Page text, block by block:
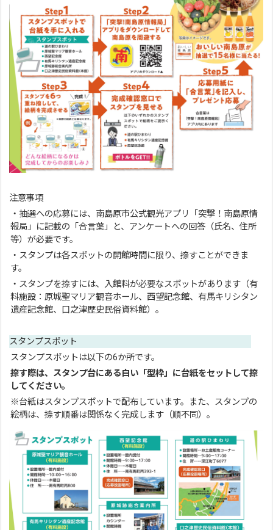
注意事項
・抽選への応募には、南島原市公式観光アプリ「突撃！南島原情
報局」に記載の「合言葉」と、アンケートへの回答（氏名、住所
等）が必要です。
・スタンプは各スポットの開館時間に限り、捺すことができま
す。
・スタンプを捺すには、入館料が必要なスポットがあります（有
料施設：原城聖マリア観音ホール、西望記念館、有馬キリシタン
遺産記念館、口之津歴史民俗資料館）。
スタンプスポット
スタンプスポットは以下の6か所です。
捺す際は、スタンプ台にある白い「型枠」に台紙をセットして捺
してください。
※台紙はスタンプスポットで配布しています。また、スタンプの
絵柄は、捺す順番は関係なく完成します（順不同）。